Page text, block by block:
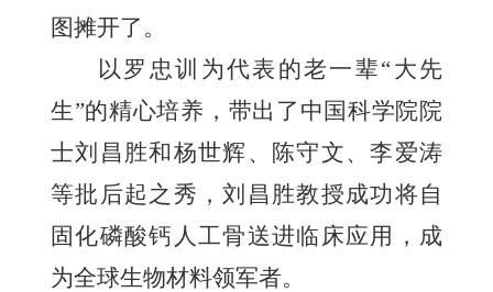
图摊开了。
以罗忠训为代表的老一辈“大先
生”的精心培养，带出了中国科学院院
士刘昌胜和杨世辉、陈守文、李爱涛
等批后起之秀，刘昌胜教授成功将自
固化磷酸钙人工骨送进临床应用，成
为全球生物材料领军者。